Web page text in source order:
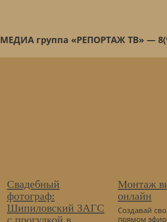
МЕДИА группа «РЕПОРТАЖ ТВ» —
Свадебный
фотограф:
Шипиловский ЗАГС
Монтаж
онлайн
Создавай
прямом